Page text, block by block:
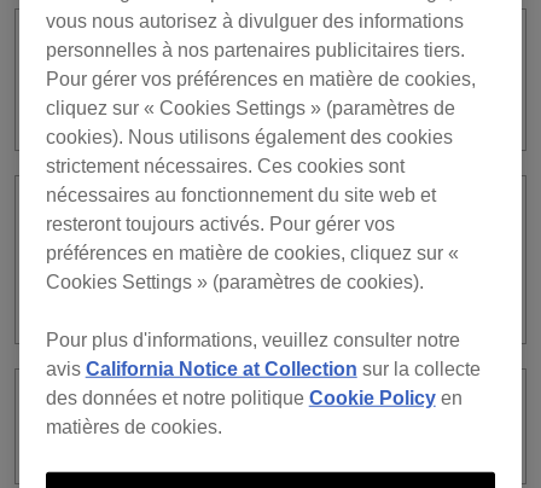
Quels types d’appareils d’éclairage
sont pris en charge en mode
LIGHTING?
Après avoir modifié la [Macro] d’un
morceau à l’aide de [MACRO EDITOR],
puis-je changer de [Scène] ou de
Puis-je avoir plusieurs attributions
DMX ?
vous nous autorisez à divulguer des informations
personnelles à nos partenaires publicitaires tiers.
Pour gérer vos préférences en matière de cookies,
cliquez sur « Cookies Settings » (paramètres de
cookies). Nous utilisons également des cookies
strictement nécessaires. Ces cookies sont
nécessaires au fonctionnement du site web et
resteront toujours activés. Pour gérer vos
préférences en matière de cookies, cliquez sur «
Cookies Settings » (paramètres de cookies).
Pour plus d'informations, veuillez consulter notre
avis California Notice at Collection sur la collecte
des données et notre politique Cookie Policyen
matières de cookies.